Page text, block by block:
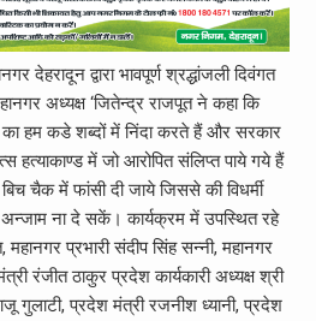
देहरादून द्वारा भावपूर्ण श्रद्धांजली दिवंगत
अध्यक्ष ‘जितेन्द्र राजपूत ने कहा कि
का हम कडे शब्दों में निंदा करते हैं और सरकार
हत्याकाण्ड में जो आरोपित संलिप्त पाये गये हैं
चैक में फांसी दी जाये जिससे की विधर्मी
ना दे सकें। कार्यक्रम में उपस्थित रहे
प्रभारी संदीप सिंह सन्नी, महानगर
रंजीत ठाकुर प्रदेश कार्यकारी अध्यक्ष श्री
गुलाटी, प्रदेश मंत्री रजनीश ध्यानी, प्रदेश